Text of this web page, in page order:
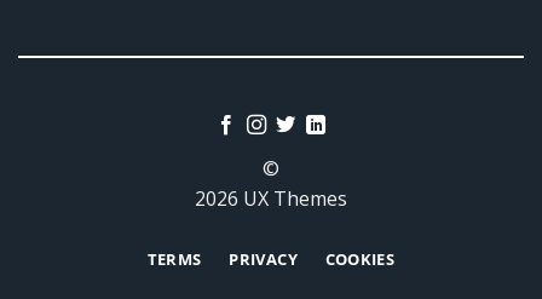
©
2026 UX Themes
TERMS PRIVACY COOKIES